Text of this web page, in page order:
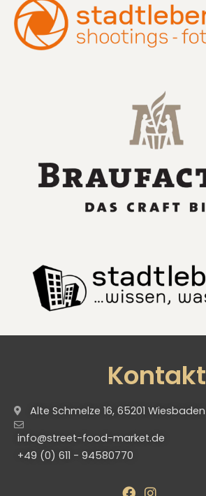
Kontakt
Alte Schmelze 16, 65201 Wiesbaden
info@street-food-market.de
+49 (0) 611 - 94580770